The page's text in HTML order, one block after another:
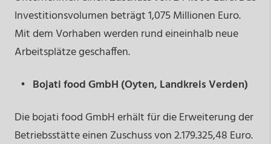
Investitionsvolumen beträgt 1,075 Millionen Euro.
Mit dem Vorhaben werden rund eineinhalb neue
Arbeitsplätze geschaffen.
Bojati food GmbH (Oyten, Landkreis Verden)
Die bojati food GmbH erhält für die Erweiterung der
Betriebsstätte einen Zuschuss von 2.179.325,48 Euro.